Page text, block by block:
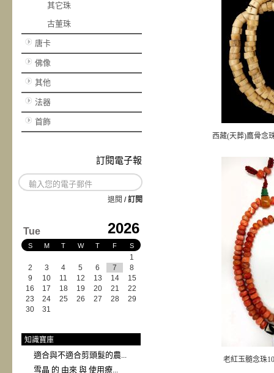
其它珠
古董珠
唐卡
佛像
其他
法器
首飾
訂閱電子報
退閱 /訂閱
Tue 2026
S M T W T F S
1
2
3 4 5 6 7
8
9
10 11 12 13 14
15
16
17 18 19 20 21
22
23
24 25 26 27 28
29
30
31
知識寶庫
適合與不適合剪頭髮的農...
雪晶 的 由來 與 使用療...
西藏(天葬)鷹骨念
老紅玉髓念珠